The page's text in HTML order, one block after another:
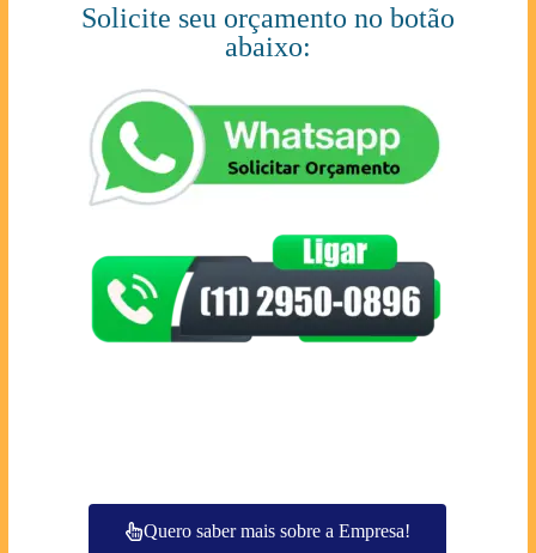
Solicite seu orçamento no botão
abaixo:
Quero saber mais sobre a Empresa!